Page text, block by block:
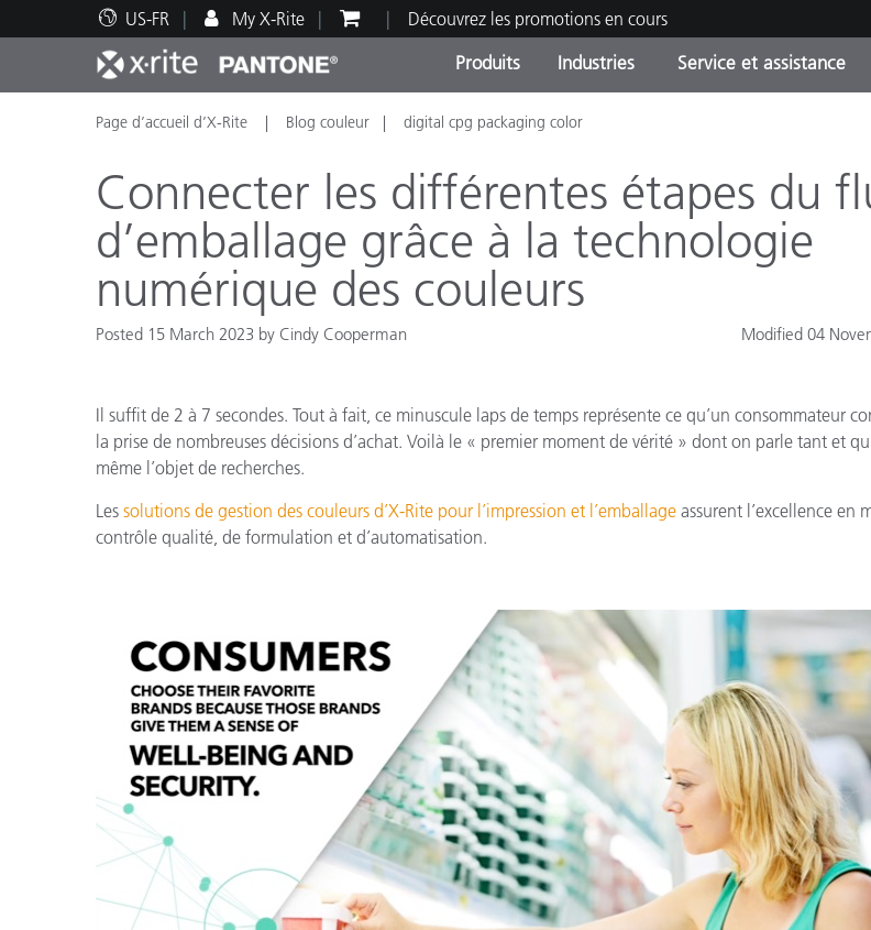
US-FR My X-Rite Découvrez les promotions en cours
Produits
Top Produits Catégories de produits
Promotions
Online Store
Industries
Impression et Emballage
Automobile
Plastiques
Peintures et Revêtements
Cosmétiques
Biens de
Industrie
Biens
Service et assistance
Assistance technique Service et maintenance
Ressources éducatives Formation
Brand Experience Center
Meilleurs
Page d’accueil d’X-Rite Blog couleur digital cpg packaging color
Connecter les différentes étapes du
d’emballage grâce à la technologie
numérique des couleurs
Posted 15 March 2023 by Cindy Cooperman Modified 04
Il suffit de 2 à 7 secondes. Tout à fait, ce minuscule laps de temps représente ce qu’un consommateur
la prise de nombreuses décisions d’achat. Voilà le « premier moment de vérité » dont on parle tant et
même l’objet de recherches.
Les solutions de gestion des couleurs d’X-Rite pour l’impression et l’emballage assurent l’excellence en
contrôle qualité, de formulation et d’automatisation.